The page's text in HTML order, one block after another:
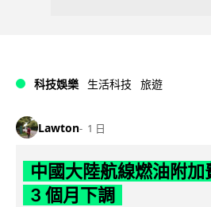
科技娛樂 生活科技 旅遊
Lawton 1 日
中國大陸航線燃油附
3 個月下調